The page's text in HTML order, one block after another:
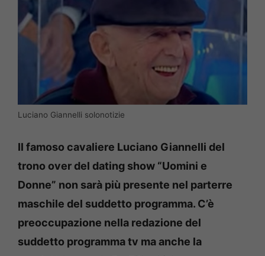
Luciano Giannelli solonotizie
Il famoso cavaliere Luciano Giannelli del
trono over del dating show “Uomini e
Donne” non sarà più presente nel parterre
maschile del suddetto programma. C’è
preoccupazione nella redazione del
suddetto programma tv ma anche la